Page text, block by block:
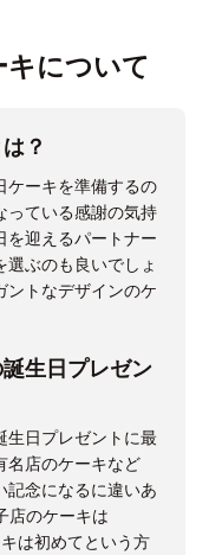
キについて
？
ケーキを準備するの
っている感謝の気持
を迎えるパートナー
ぶのも良いでしょ
ントなデザインのケ
生日プレゼン
生日プレゼントに最
名店のケーキなど
記念になるに違いあ
店のケーキは
は初めてという方